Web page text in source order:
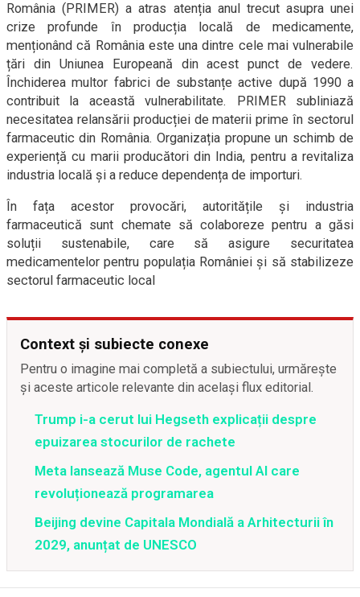
România (PRIMER) a atras atenția anul trecut asupra unei
crize profunde în producția locală de medicamente,
menționând că România este una dintre cele mai vulnerabile
țări din Uniunea Europeană din acest punct de vedere.
Închiderea multor fabrici de substanțe active după 1990 a
contribuit la această vulnerabilitate. PRIMER subliniază
necesitatea relansării producției de materii prime în sectorul
farmaceutic din România. Organizația propune un schimb de
experiență cu marii producători din India, pentru a revitaliza
industria locală și a reduce dependența de importuri.
În fața acestor provocări, autoritățile și industria
farmaceutică sunt chemate să colaboreze pentru a găsi
soluții sustenabile, care să asigure securitatea
medicamentelor pentru populația României și să stabilizeze
sectorul farmaceutic local
Context și subiecte conexe
Pentru o imagine mai completă a subiectului, urmărește
și aceste articole relevante din același flux editorial.
Trump i-a cerut lui Hegseth explicații despre
epuizarea stocurilor de rachete
Meta lansează Muse Code, agentul AI care
revoluționează programarea
Beijing devine Capitala Mondială a Arhitecturii în
2029, anunțat de UNESCO